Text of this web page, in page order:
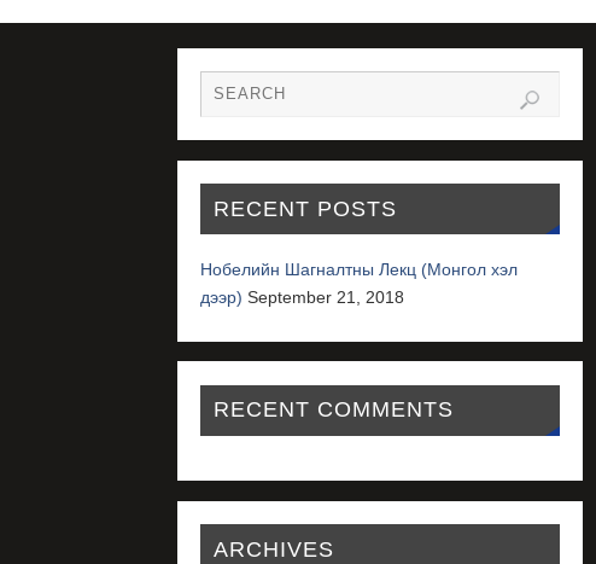
RECENT POSTS
Нобелийн Шагналтны Лекц (Монгол хэл
дээр) September 21, 2018
RECENT COMMENTS
ARCHIVES